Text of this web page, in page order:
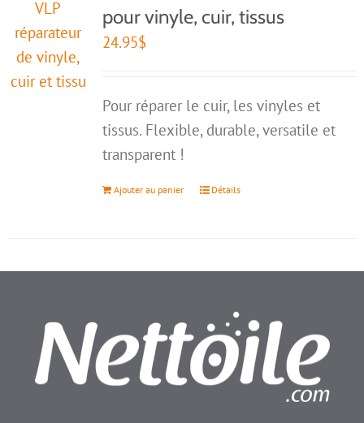
pour vinyle, cuir, tissus
24.95$
Pour réparer le cuir, les vinyles et
tissus. Flexible, durable, versatile et
transparent !
Ajouter au panier Détails